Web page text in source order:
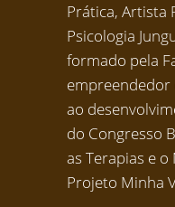
Prática, Artista
Psicologia
formado pela
ao
do Congresso
as Terapias e
Projeto Minha